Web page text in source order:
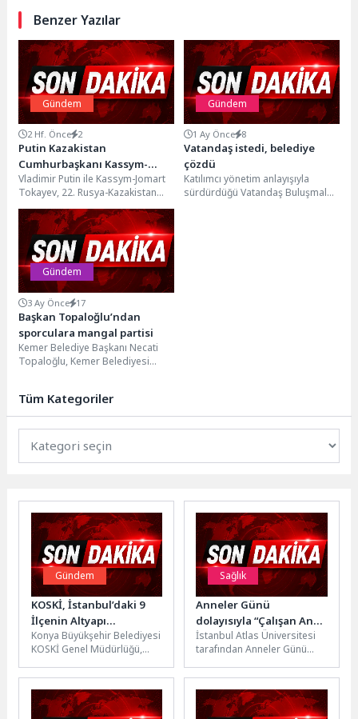
Benzer Yazılar
Gündem
2 Hf. Önce 2
Putin Kazakistan
Cumhurbaşkanı Kassym-
Jomart Tokayev ile Görüştü
Vladimir Putin ile Kassym-Jomart
Tokayev, 22. Rusya-Kazakistan
Bölgelerarası İş Birliği Forumu
kapsamında bir araya gelerek...
Gündem
1 Ay Önce 8
Vatandaş istedi, belediye
çözdü
Katılımcı yönetim anlayışıyla
sürdürdüğü Vatandaş Buluşmaları
Gündem
3 Ay Önce 17
Başkan Topaloğlu’ndan
sporculara mangal partisi
Kemer Belediye Başkanı Necati
Topaloğlu, Kemer Belediyesi
sporcularına...
Tüm Kategoriler
Gündem
KOSKİ, İstanbul’daki 9
İlçenin Altyapı
Sorumluluğunu
Üstlenecek
Konya Büyükşehir Belediyesi
KOSKİ Genel Müdürlüğü,
kapsamında olası bir
Marmara depreminde...
Sağlık
Anneler Günü
dolayısıyla “Çalışan Anne
Olmak” etkinliği
düzenlendi
İstanbul Atlas Üniversitesi
tarafından Anneler Günü
“Çalışan Anne Olmak-Kariyer,
Ruh Sağlığı ve Yaşam...